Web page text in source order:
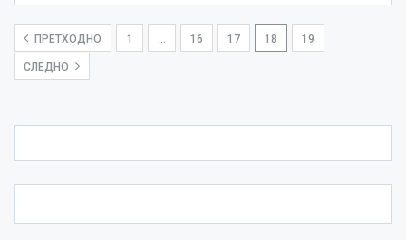
ПРЕТХОДНО 1 16 17 18 19
СЛЕДНО